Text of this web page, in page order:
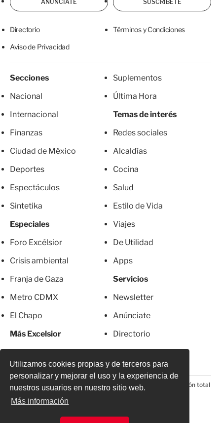
Utilizamos cookies propias y de terceros para
personalizar y mejorar el uso y la experiencia de
nuestros usuarios en nuestro sitio web.
Más información
ANÚNCIATE SUSCRÍBETE
Directorio Términos y Condiciones
Aviso de Privacidad
Secciones
Nacional
Internacional
Finanzas
Ciudad de México
Deportes
Espectáculos
Sintetika
Especiales
Foro Excélsior
Crisis ambiental
Franja de Gaza
Metro CDMX
El Chapo
Más Excelsior
Suplementos
Última Hora
Temas de interés
Redes sociales
Alcaldías
Cocina
Salud
Estilo de Vida
Viajes
De Utilidad
Apps
Servicios
Newsletter
Anúnciate
Directorio
© 2026 Todos los derechos reservados. Prohibida la reproducción total
o parcial, incluyendo cualquier medio electrónico*